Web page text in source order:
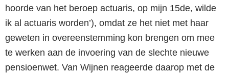
hoorde van het beroep actuaris, op mijn 15de, wilde
ik al actuaris worden’), omdat ze het niet met haar
geweten in overeenstemming kon brengen om mee
te werken aan de invoering van de slechte nieuwe
pensioenwet. Van Wijnen reageerde daarop met de